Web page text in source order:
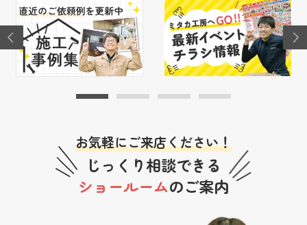
お気軽にご来店ください！
じっくり相談できる
ショールームのご案内